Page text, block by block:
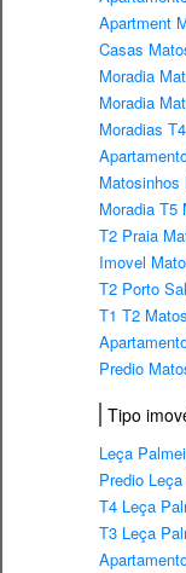
Apartment
Casas
Moradia
Moradia
Moradias
Matosinhos
Moradia T5
T2 Praia
Imovel
T2 Porto
T1 T2
Predio
Tipo
Leça
Predio
T4 Leça
T3 Leça